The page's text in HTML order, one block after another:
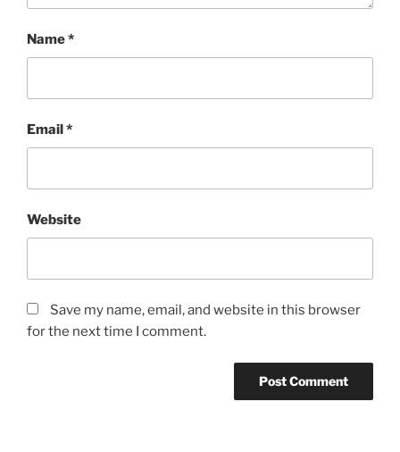
Name*
Email *
Website
Save my name, email, and website in this browser
for the next time I comment.